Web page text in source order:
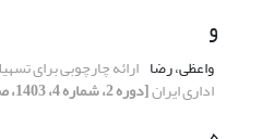
و
واعظی، رضا ارائه چارچوبی برای
اداری ایران[دوره 2، شماره 4، 1403، صفحه 30-52]